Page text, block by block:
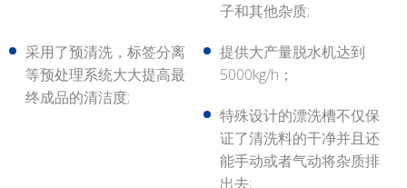
子和其他杂质;
采用了预清洗，标签分离
等预处理系统大大提高最
终成品的清洁度;
提供大产量脱水机达到
5000kg/h；
特殊设计的漂洗槽不仅保
证了清洗料的干净并且还
能手动或者气动将杂质排
出去;